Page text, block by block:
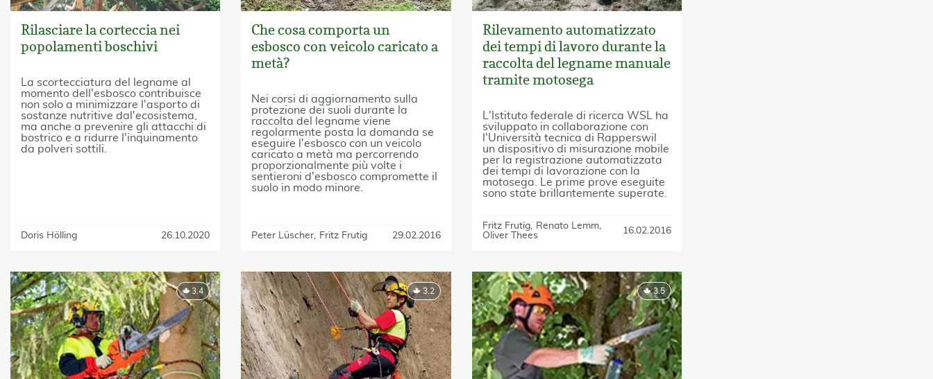
Rilasciare la corteccia nei
popolamenti boschivi
La scortecciatura del legname al
momento dell'esbosco contribuisce
non solo a minimizzare l'asporto di
sostanze nutritive dal'ecosistema,
ma anche a prevenire gli attacchi di
bostrico e a ridurre l'inquinamento
da polveri sottili.
Doris Hölling 26.10.2020
Che cosa comporta un
esbosco con veicolo caricato a
metà?
Nei corsi di aggiornamento sulla
protezione dei suoli durante la
raccolta del legname viene
regolarmente posta la domanda se
eseguire l'esbosco con un veicolo
caricato a metà ma percorrendo
proporzionalmente più volte i
sentieroni d'esbosco compromette il
suolo in modo minore.
Peter Lüscher Fritz Frutig 29.02.2016
Rilevamento automatizzato
dei tempi di lavoro durante la
raccolta del legname manuale
tramite motosega
L'Istituto federale di ricerca WSL ha
sviluppato in collaborazione con
l'Università tecnica di Rapperswil
un dispositivo di misurazione mobile
per la registrazione automatizzata
dei tempi di lavorazione con la
motosega. Le prime prove eseguite
sono state brillantemente superate.
Fritz Frutig
Renato Lemm
Oliver Thees
16.02.2016
3.4 3.2 3.5